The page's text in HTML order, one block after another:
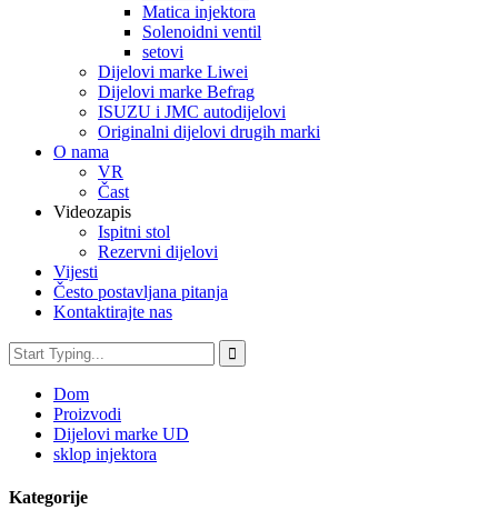
Matica injektora
Solenoidni ventil
setovi
Dijelovi marke Liwei
Dijelovi marke Befrag
ISUZU i JMC autodijelovi
Originalni dijelovi drugih marki
O nama
VR
Čast
Videozapis
Ispitni stol
Rezervni dijelovi
Vijesti
Često postavljana pitanja
Kontaktirajte nas
Dom
Proizvodi
Dijelovi marke UD
sklop injektora
Kategorije